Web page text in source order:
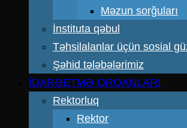
Məzun sorğuları
İnstituta qəbul
Təhsilalanlar üçün sosial
Şəhid tələbələrimiz
İDARƏETMƏ ORQANLARI
Rektorluq
Rektor